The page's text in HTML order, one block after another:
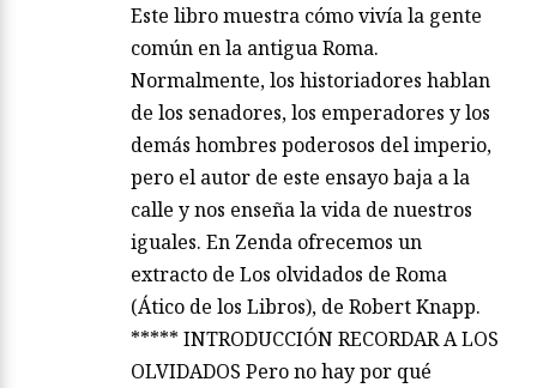
Este libro muestra cómo vivía la gente
común en la antigua Roma.
Normalmente, los historiadores hablan
de los senadores, los emperadores y los
demás hombres poderosos del imperio,
pero el autor de este ensayo baja a la
calle y nos enseña la vida de nuestros
iguales. En Zenda ofrecemos un
extracto de Los olvidados de Roma
(Ático de los Libros), de Robert Knapp.
***** INTRODUCCIÓN RECORDAR A LOS
OLVIDADOS Pero no hay por qué